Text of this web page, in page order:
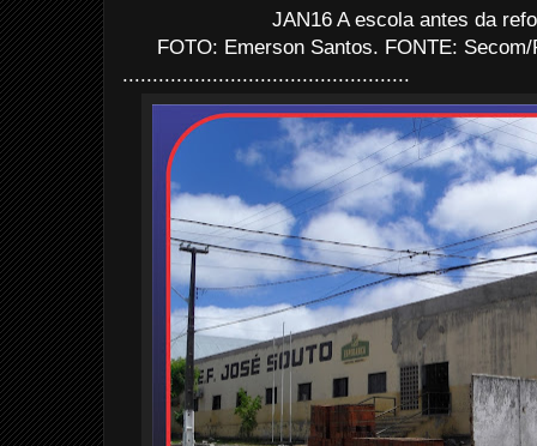
JAN16 A escola antes da
FOTO: Emerson Santos. FONTE:
................................................